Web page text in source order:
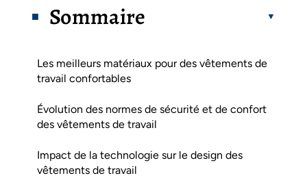
Sommaire
Les meilleurs matériaux pour des vêtements de
travail confortables
Évolution des normes de sécurité et de confort
des vêtements de travail
Impact de la technologie sur le design des
vêtements de travail